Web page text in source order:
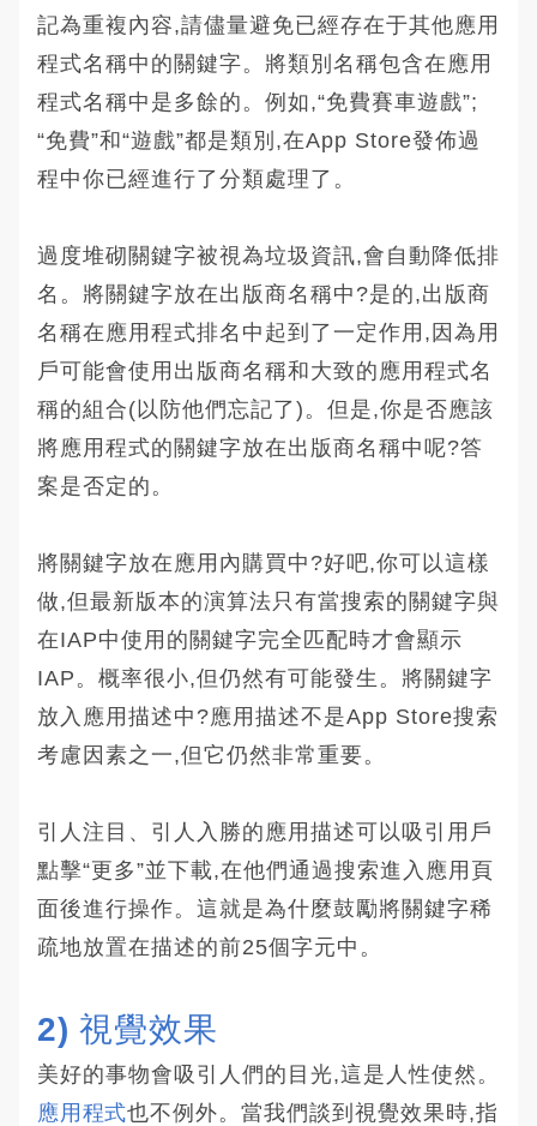
記為重複內容,請儘量避免已經存在于其他應用
程式名稱中的關鍵字。將類別名稱包含在應用
程式名稱中是多餘的。例如,“免費賽車遊戲”;
“免費”和“遊戲”都是類別,在App Store發佈過
程中你已經進行了分類處理了。
過度堆砌關鍵字被視為垃圾資訊,會自動降低排
名。將關鍵字放在出版商名稱中?是的,出版商
名稱在應用程式排名中起到了一定作用,因為用
戶可能會使用出版商名稱和大致的應用程式名
稱的組合(以防他們忘記了)。但是,你是否應該
將應用程式的關鍵字放在出版商名稱中呢?答
案是否定的。
將關鍵字放在應用內購買中?好吧,你可以這樣
做,但最新版本的演算法只有當搜索的關鍵字與
在IAP中使用的關鍵字完全匹配時才會顯示
IAP。概率很小,但仍然有可能發生。將關鍵字
放入應用描述中?應用描述不是App Store搜索
考慮因素之一,但它仍然非常重要。
引人注目、引人入勝的應用描述可以吸引用戶
點擊“更多”並下載,在他們通過搜索進入應用頁
面後進行操作。這就是為什麼鼓勵將關鍵字稀
疏地放置在描述的前25個字元中。
2) 視覺效果
美好的事物會吸引人們的目光,這是人性使然。
應用程式也不例外。當我們談到視覺效果時,指